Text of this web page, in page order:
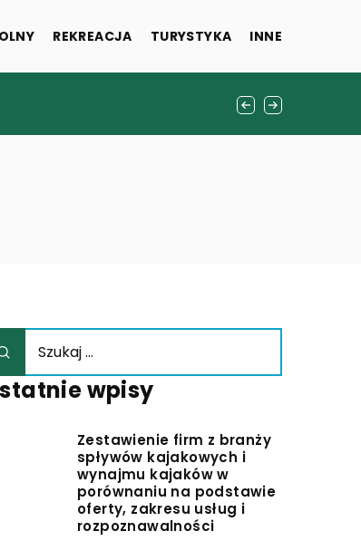
REKREACJA TURYSTYKA INNE
wpisy
Zestawienie firm z branży
spływów kajakowych i
wynajmu kajaków w
porównaniu na podstawie
oferty, zakresu usług i
rozpoznawalności